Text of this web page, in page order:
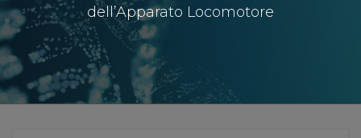
dell’Apparato Locomotore